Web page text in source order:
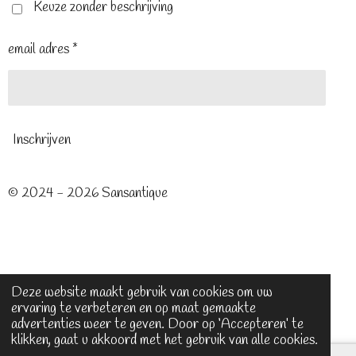
Deze website maakt gebruik van cookies om uw
ervaring te verbeteren en op maat gemaakte
advertenties weer te geven. Door op ‘Accepteren’ te
klikken, gaat u akkoord met het gebruik van alle cookies.
t
m
Keuze zonder beschrijving
email adres *
Inschrijven
© 2024 - 2026 Sansantique